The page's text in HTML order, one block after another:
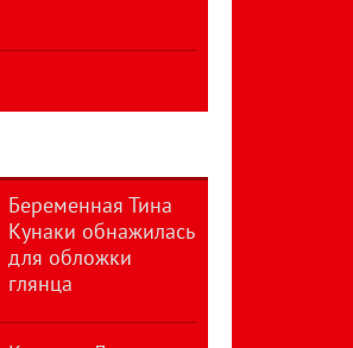
Беременная Тина
Кунаки обнажилась
для обложки
глянца